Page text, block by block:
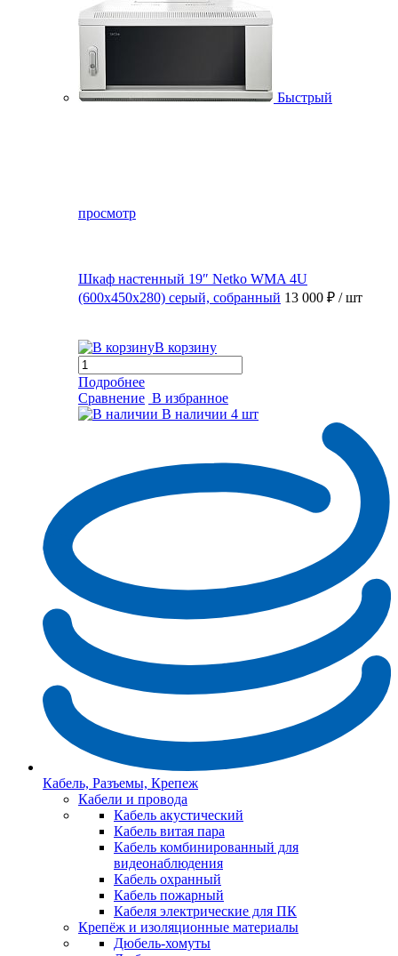
Быстрый
просмотр
Шкаф настенный 19″ Netko WMA 4U
(600x450x280) серый, собранный 13 000 ₽ / шт
В корзину
Подробнее
Сравнение В избранное
В наличии 4 шт
Кабель, Разъемы, Крепеж
Кабели и провода
Кабель акустический
Кабель витая пара
Кабель комбинированный для
видеонаблюдения
Кабель охранный
Кабель пожарный
Кабеля электрические для ПК
Крепёж и изоляционные материалы
Дюбель-хомуты